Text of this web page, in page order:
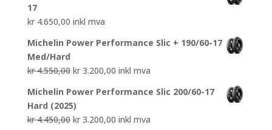
17
kr4.650,00 inkl mva
Michelin Power Performance Slic + 190/60-17
Med/Hard
kr4.550,00 Opprinnelig
var:
kr 4.550,00.
kr3.200,00Nåværende
er:
inkl mva
Michelin Power Performance Slic 200/60-17
Hard (2025)
kr4.450,00 Opprinnelig
kr3.200,00Nåværende
inkl mva